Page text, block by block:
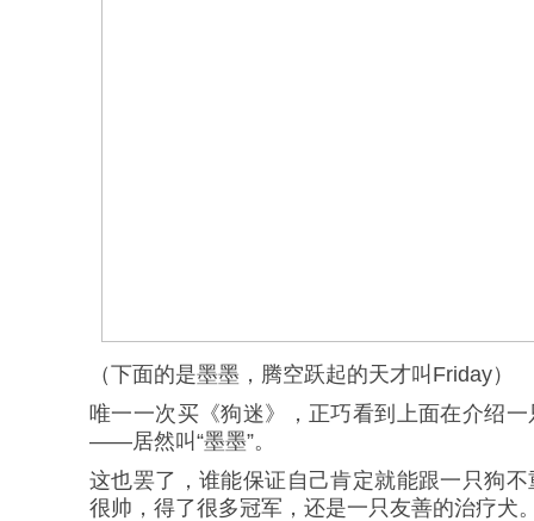
（下面的是墨墨，腾空跃起的天才叫Friday）
唯一一次买《狗迷》，正巧看到上面在介绍
——居然叫“墨墨”。
这也罢了，谁能保证自己肯定就能跟一只狗
很帅，得了很多冠军，还是一只友善的治疗犬